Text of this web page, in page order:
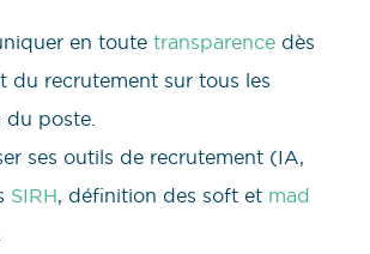
en toute transparence dès
du recrutement sur tous les
du poste.
ses outils de recrutement (IA,
SIRH, définition des soft et mad